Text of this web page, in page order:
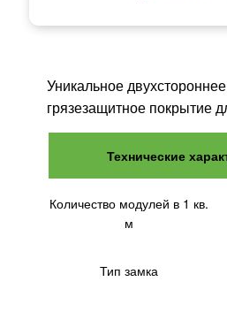
Уникальное
грязезащитное покрытие
Технические
Количество модулей в 1 кв.
м
Тип замка